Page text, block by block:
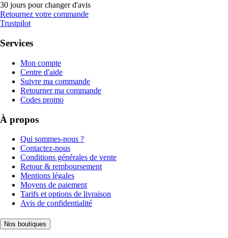
30 jours pour changer d'avis
Retournez votre commande
Trustpilot
Services
Mon compte
Centre d'aide
Suivre ma commande
Retourner ma commande
Codes promo
À propos
Qui sommes-nous ?
Contactez-nous
Conditions générales de vente
Retour & remboursement
Mentions légales
Moyens de paiement
Tarifs et options de livraison
Avis de confidentialité
Nos boutiques